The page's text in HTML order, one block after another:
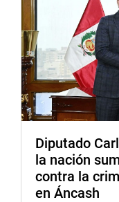
Diputado
la nación
contra la
en Áncash